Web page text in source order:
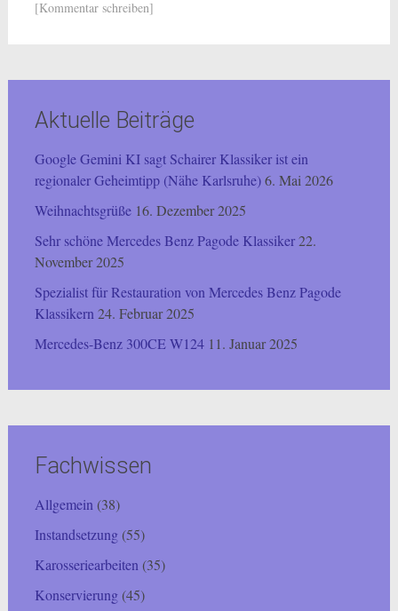
[Kommentar schreiben]
Aktuelle Beiträge
Google Gemini KI sagt Schairer Klassiker ist ein
regionaler Geheimtipp (Nähe Karlsruhe)6. Mai 2026
Weihnachtsgrüße 16. Dezember 2025
Sehr schöne Mercedes Benz Pagode Klassiker22.
November 2025
Spezialist für Restauration von Mercedes Benz Pagode
Klassikern 24. Februar 2025
Mercedes-Benz 300CE W124 11. Januar 2025
Fachwissen
Allgemein (38)
Instandsetzung(55)
Karosseriearbeiten (35)
Konservierung(45)